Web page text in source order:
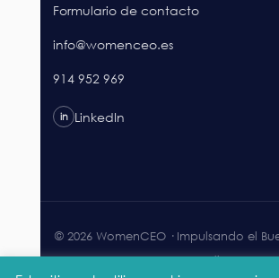
Formulario de contacto
info@womenceo.es
914 952 969
in LinkedIn
© 2026 WomenCEO · Impulsando el
Corporativo.